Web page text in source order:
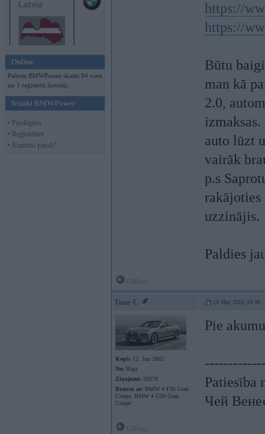
Online
Pašreiz BMWPower skatās 94 viesi
un 1 reģistrēti lietotāji.
Ienākt BMWPower
• Pieslēgties
• Reģistrēties
• Aizmirsi paroli?
https://
https://
Būtu
man kā
2.0,
auto lūzt
vairāk
p.s
rakājoties
uzzinājis.
Paldies
Tune-L 13. May 2016, 14:30
Kopš: 12. Jun 2002
No: Rīga
Ziņojumi: 20578
Braucu ar: BMW 4 F36 Gran
Coupe, BMW 4 G26 Gran
Coupe
Pie
Patiesība
Чей